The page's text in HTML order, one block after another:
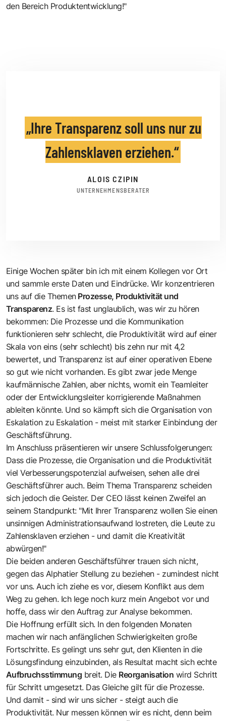
den Bereich Produktentwicklung!"
Ihre Transparenz soll uns nur zu
Zahlensklaven erziehen.
ALOIS CZIPIN
UNTERNEHMENSBERATER
Einige Wochen später bin ich mit einem Kollegen vor Ort
und sammle erste Daten und Eindrücke. Wir konzentrieren
uns auf die Themen Prozesse, Produktivität und
Transparenz. Es ist fast unglaublich, was wir zu hören
bekommen: Die Prozesse und die Kommunikation
funktionieren sehr schlecht, die Produktivität wird auf einer
Skala von eins (sehr schlecht) bis zehn nur mit 4,2
bewertet, und Transparenz ist auf einer operativen Ebene
so gut wie nicht vorhanden. Es gibt zwar jede Menge
kaufmännische Zahlen, aber nichts, womit ein Teamleiter
oder der Entwicklungsleiter korrigierende Maßnahmen
ableiten könnte. Und so kämpft sich die Organisation von
Eskalation zu Eskalation - meist mit starker Einbindung der
Geschäftsführung.
Im Anschluss präsentieren wir unsere Schlussfolgerungen:
Dass die Prozesse, die Organisation und die Produktivität
viel Verbesserungspotenzial aufweisen, sehen alle drei
Geschäftsführer auch. Beim Thema Transparenz scheiden
sich jedoch die Geister. Der CEO lässt keinen Zweifel an
seinem Standpunkt: "Mit Ihrer Transparenz wollen Sie einen
unsinnigen Administrationsaufwand lostreten, die Leute zu
Zahlensklaven erziehen - und damit die Kreativität
abwürgen!"
Die beiden anderen Geschäftsführer trauen sich nicht,
gegen das Alphatier Stellung zu beziehen - zumindest nicht
vor uns. Auch ich ziehe es vor, diesem Konflikt aus dem
Weg zu gehen. Ich lege noch kurz mein Angebot vor und
hoffe, dass wir den Auftrag zur Analyse bekommen.
Die Hoffnung erfüllt sich. In den folgenden Monaten
machen wir nach anfänglichen Schwierigkeiten große
Fortschritte. Es gelingt uns sehr gut, den Klienten in die
Lösungsfindung einzubinden, als Resultat macht sich echte
Aufbruchsstimmung breit. Die Reorganisation wird Schritt
für Schritt umgesetzt. Das Gleiche gilt für die Prozesse.
Und damit - sind wir uns sicher - steigt auch die
Produktivität. Nur messen können wir es nicht, denn beim